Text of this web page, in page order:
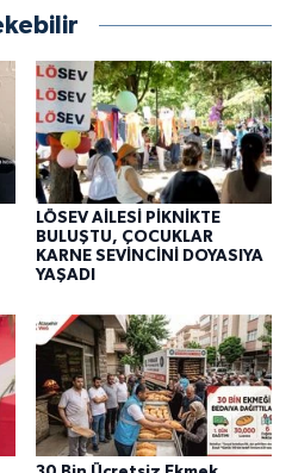
LÖSEV AİLESİ PİKNİKTE
BULUŞTU, ÇOCUKLAR
KARNE SEVİNCİNİ DOYASIYA
YAŞADI